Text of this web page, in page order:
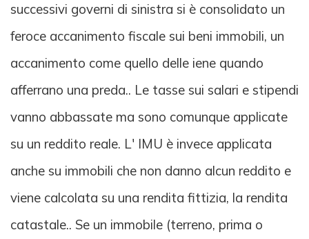
successivi governi di sinistra si è consolidato un
feroce accanimento fiscale sui beni immobili, un
accanimento come quello delle iene quando
afferrano una preda.. Le tasse sui salari e stipendi
vanno abbassate ma sono comunque applicate
su un reddito reale. L' IMU è invece applicata
anche su immobili che non danno alcun reddito e
viene calcolata su una rendita fittizia, la rendita
catastale.. Se un immobile (terreno, prima o